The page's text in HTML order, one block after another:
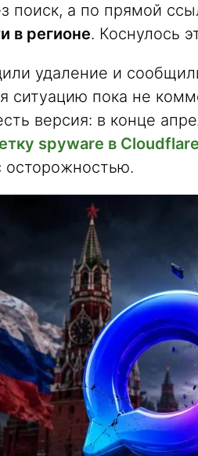
поиск, а по прямой
в регионе. Коснулось
удаление и
ситуацию пока не
версия: в конце
spyware в
осторожностью.